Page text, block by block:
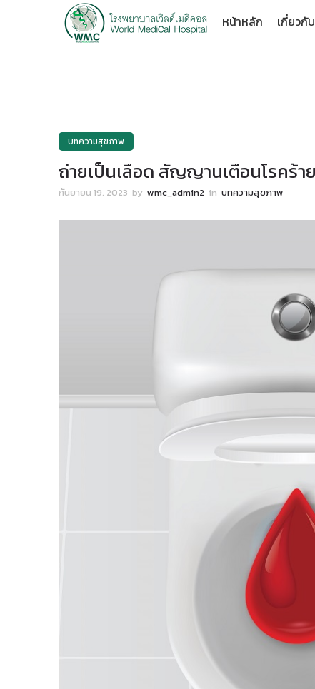
หน้าหลัก เกี่ยวกับ
บทความสุขภาพ
ถ่ายเป็นเลือด สัญญานเตือนโรคร้าย
กันยายน 19, 2023 by wmc_admin2 in บทความสุขภาพ